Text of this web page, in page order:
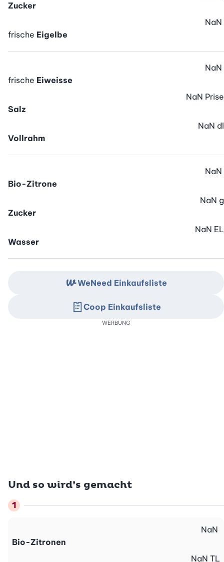
Zucker
frische Eigelbe
NaN
frische Eiweisse
NaN
Salz
NaN Prise
Vollrahm
NaN dl
Bio-Zitrone
NaN
Zucker
NaN g
Wasser
NaN EL
Und so wird’s gemacht
Bio-Zitronen
NaN
NaN TL
WeNeed Einkaufsliste
Coop Einkaufsliste
WERBUNG